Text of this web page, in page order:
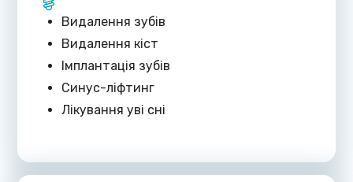
Видалення зубів
Видалення кіст
Імплантація зубів
Синус-ліфтинг
Лікування уві сні